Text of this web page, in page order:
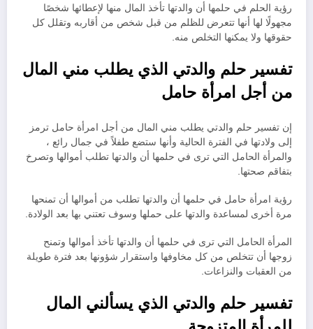
رؤية الحلم في حلمها أن والدتها تأخذ المال منها لإعطائها شخصًا
مجهولًا لها أنها تتعرض للظلم من قبل شخص من أقاربه وتقلل كل
حقوقها ولا يمكنها التخلص منه.
تفسير حلم والدتي الذي يطلب مني المال
من أجل امرأة حامل
إن تفسير حلم والدتي يطلب مني المال من أجل امرأة حامل ترمز
إلى ولادتها في الفترة الحالية وأنها ستضع طفلاً في جمال رائع ،
والمرأة الحامل التي ترى في حلمها أن والدتها تطلب أموالها وتصرخ
بتفاقم صحتها.
رؤية امرأة حامل في حلمها أن والدتها تطلب من أموالها أن تمنحها
مرة أخرى لمساعدة والدتها على حملها وسوف تعتني بها بعد الولادة.
المرأة الحامل التي ترى في حلمها أن والدتها تأخذ أموالها وتمنح
زوجها أن تتخلص من كل مخاوفها واستقرار شؤونها بعد فترة طويلة
من العقبات والنزاعات.
تفسير حلم والدتي الذي يسألني المال